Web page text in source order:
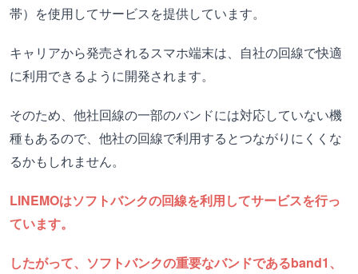
帯）を使用してサービスを提供しています。
キャリアから発売されるスマホ端末は、自社の回線で快適
に利用できるように開発されます。
そのため、他社回線の一部のバンドには対応していない機
種もあるので、他社の回線で利用するとつながりにくくな
るかもしれません。
LINEMOはソフトバンクの回線を利用してサービスを行っ
ています。
したがって、ソフトバンクの重要なバンドであるband1、